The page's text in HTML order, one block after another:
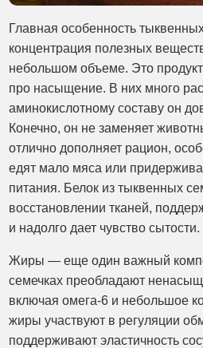
Главная особенность
концентрация полезных
небольшом объеме. Это продукт
про насыщение. В них много
аминокислотному составу он
Конечно, он не заменяет
отлично дополняет рацион,
едят мало мяса или
питания. Белок из тыквенных
восстановлении тканей,
и надолго дает чувство сытости.
Жиры — еще один важный
семечках преобладают
включая омега-6 и небольшое
жиры участвуют в регуляции
поддерживают эластичность